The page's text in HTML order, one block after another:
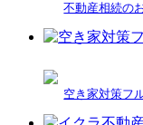
不動産相続の
空き家対策フ